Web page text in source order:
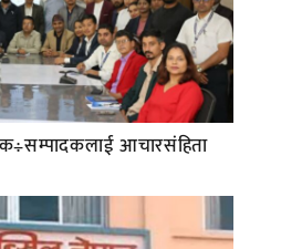
आचारसंहिता